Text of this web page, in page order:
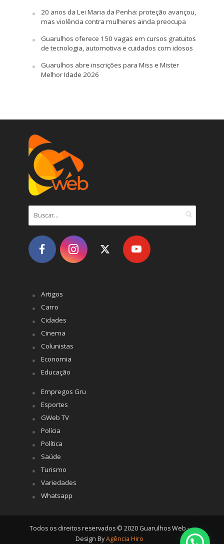
20 anos da Lei Maria da Penha: proteção avançou,
mas violência contra mulheres ainda preocupa
Guarulhos oferece 150 vagas em cursos gratuitos
de tecnologia, automotiva e cuidados com idosos
Guarulhos abre inscrições para Miss e Mister
Melhor Idade 2026
Artigos
Carro
Cidades
Cinema
Colunistas
Economia
Educação
Empregos Gru
Esportes
GWeb TV
Polícia
Política
Saúde
Turismo
Variedades
Whatsapp
Todos os direitos reservados © 2020 Guarulhos Web -
Design ByAgência Hiro
Posso ajudar?